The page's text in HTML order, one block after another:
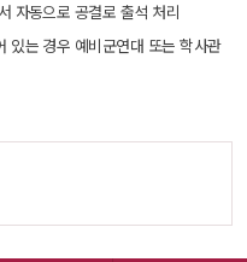
자동으로 공결로 출석 처리
있는 경우 예비군연대 또는 학사관